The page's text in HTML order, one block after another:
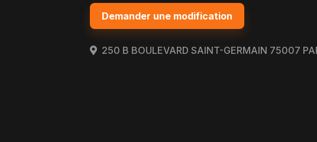
Demander une modification
250 B BOULEVARD SAINT-GERMAIN 75007